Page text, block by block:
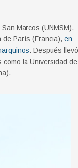
Marcos (UNMSM).
de París (Francia), en
. Después llevó
como la Universidad de